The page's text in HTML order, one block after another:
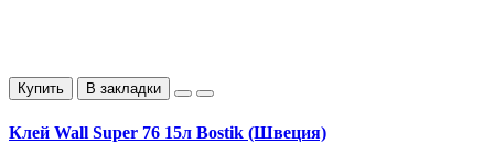
Купить В закладки
Клей Wall Super 76 15л Bostik (Швеция)